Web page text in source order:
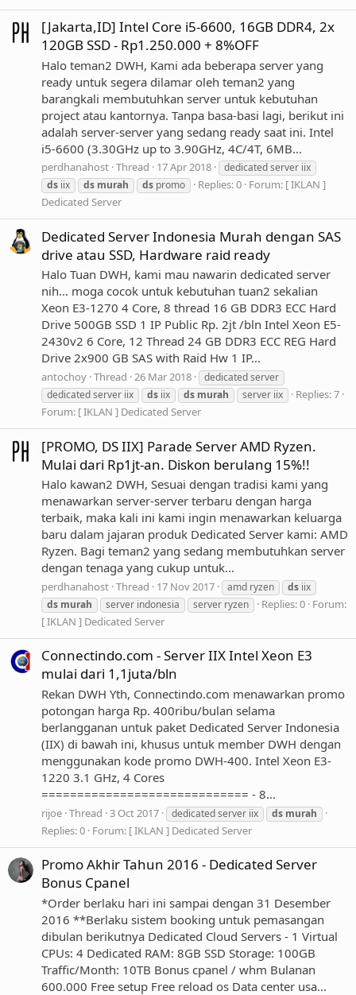
[Jakarta,ID] Intel Core i5-6600, 16GB DDR4, 2x
120GB SSD - Rp1.250.000 + 8%OFF
Halo teman2 DWH, Kami ada beberapa server yang
ready untuk segera dilamar oleh teman2 yang
barangkali membutuhkan server untuk kebutuhan
project atau kantornya. Tanpa basa-basi lagi, berikut ini
adalah server-server yang sedang ready saat ini. Intel
i5-6600 (3.30GHz up to 3.90GHz, 4C/4T, 6MB...
perdhanahost Thread 17 Apr 2018
dedicated server iix
ds iix ds murah ds promo Replies: 0 Forum: [ IKLAN ]
Dedicated Server
Dedicated Server Indonesia Murah dengan SAS
drive atau SSD, Hardware raid ready
Halo Tuan DWH, kami mau nawarin dedicated server
nih... moga cocok untuk kebutuhan tuan2 sekalian
Xeon E3-1270 4 Core, 8 thread 16 GB DDR3 ECC Hard
Drive 500GB SSD 1 IP Public Rp. 2jt /bln Intel Xeon E5-
2430v2 6 Core, 12 Thread 24 GB DDR3 ECC REG Hard
Drive 2x900 GB SAS with Raid Hw 1 IP...
antochoy Thread 26 Mar 2018
dedicated server
dedicated server iix
ds iix ds murah server iix
Replies: 7
Forum: [ IKLAN ] Dedicated Server
[PROMO, DS IIX] Parade Server AMD Ryzen.
Mulai dari Rp1jt-an. Diskon berulang 15%!!
Halo kawan2 DWH, Sesuai dengan tradisi kami yang
menawarkan server-server terbaru dengan harga
terbaik, maka kali ini kami ingin menawarkan keluarga
baru dalam jajaran produk Dedicated Server kami: AMD
Ryzen. Bagi teman2 yang sedang membutuhkan server
dengan tenaga yang cukup untuk...
perdhanahost Thread 17 Nov 2017 amd ryzen ds iix
ds murah server indonesia server ryzen Replies: 0 Forum:
[ IKLAN ] Dedicated Server
Connectindo.com - Server IIX Intel Xeon E3
mulai dari 1,1juta/bln
Rekan DWH Yth, Connectindo.com menawarkan promo
potongan harga Rp. 400ribu/bulan selama
berlangganan untuk paket Dedicated Server Indonesia
(IIX) di bawah ini, khusus untuk member DWH dengan
menggunakan kode promo DWH-400. Intel Xeon E3-
1220 3.1 GHz, 4 Cores
============================= - 8...
rijoe Thread 3 Oct 2017 dedicated server iix ds murah
Replies: 0 Forum: [ IKLAN ] Dedicated Server
Promo Akhir Tahun 2016 - Dedicated Server
Bonus Cpanel
*Order berlaku hari ini sampai dengan 31 Desember
2016 **Berlaku sistem booking untuk pemasangan
dibulan berikutnya Dedicated Cloud Servers - 1 Virtual
CPUs: 4 Dedicated RAM: 8GB SSD Storage: 100GB
Traffic/Month: 10TB Bonus cpanel / whm Bulanan
600.000 Free setup Free reload os Data center usa...